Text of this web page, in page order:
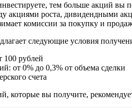
тем больше акций вы
акциями роста, дивидендными
комиссии за покупку и
следующие условия
рублей
от 0% до 0,3% от объема сделки
счета
которые вы получите,